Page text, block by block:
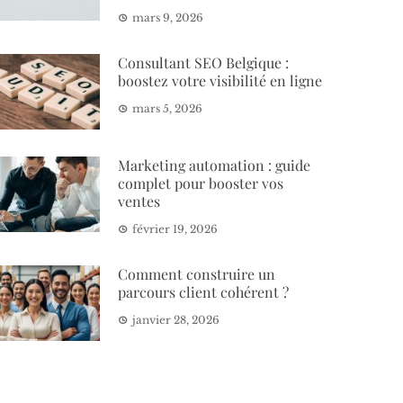
mars 9, 2026
Consultant SEO Belgique :
boostez votre visibilité en ligne
mars 5, 2026
Marketing automation : guide
complet pour booster vos
ventes
février 19, 2026
Comment construire un
parcours client cohérent ?
janvier 28, 2026